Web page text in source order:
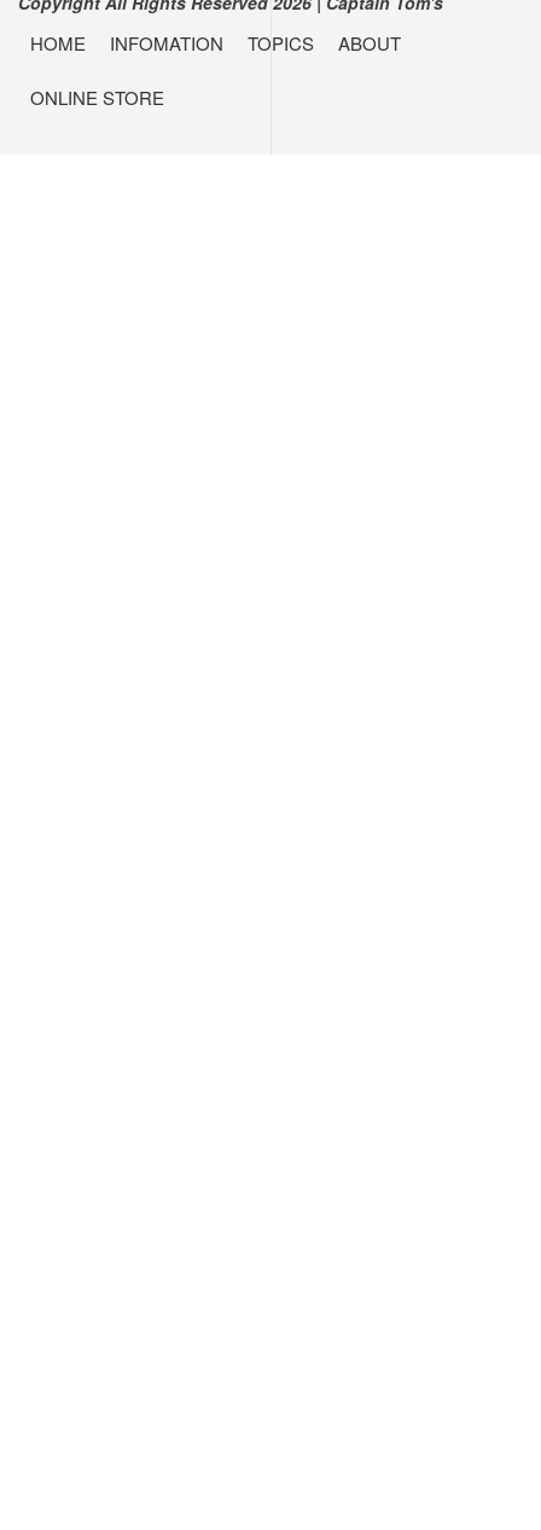
HOME INFOMATION TOPICS ABOUT
ONLINE STORE